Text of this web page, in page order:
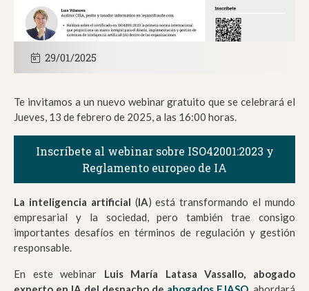
29/01/2025
Te invitamos a un nuevo webinar gratuito que se celebrará el
Jueves, 13 de febrero de 2025, a las 16:00 horas.
Inscríbete al webinar sobre ISO42001:2023 y
Reglamento europeo de IA
La inteligencia artificial (IA) está transformando el mundo
empresarial y la sociedad, pero también trae consigo
importantes desafíos en términos de regulación y gestión
responsable.
En este webinar Luis María Latasa Vassallo, abogado